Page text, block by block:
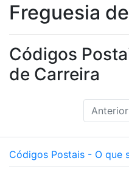
Freguesia
Códigos
de Carreira
Anterior
Códigos Postais - O que